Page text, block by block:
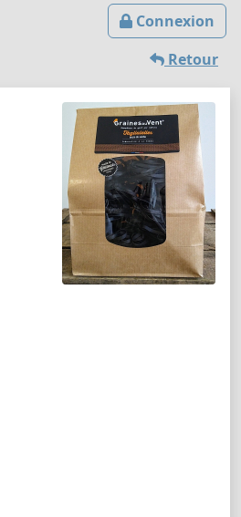
Connexion
Retour